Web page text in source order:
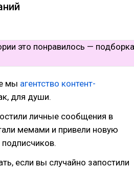
мы агентство контент-
для души.
личные сообщения в
мемами и привели новую
если вы случайно запостили